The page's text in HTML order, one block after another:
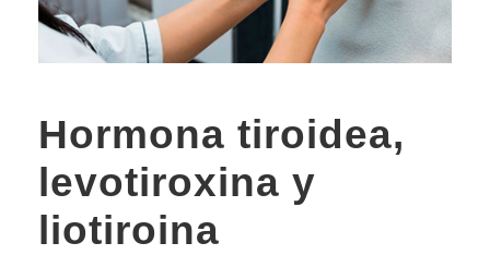
Hormona tiroidea,
levotiroxina y
liotiroina